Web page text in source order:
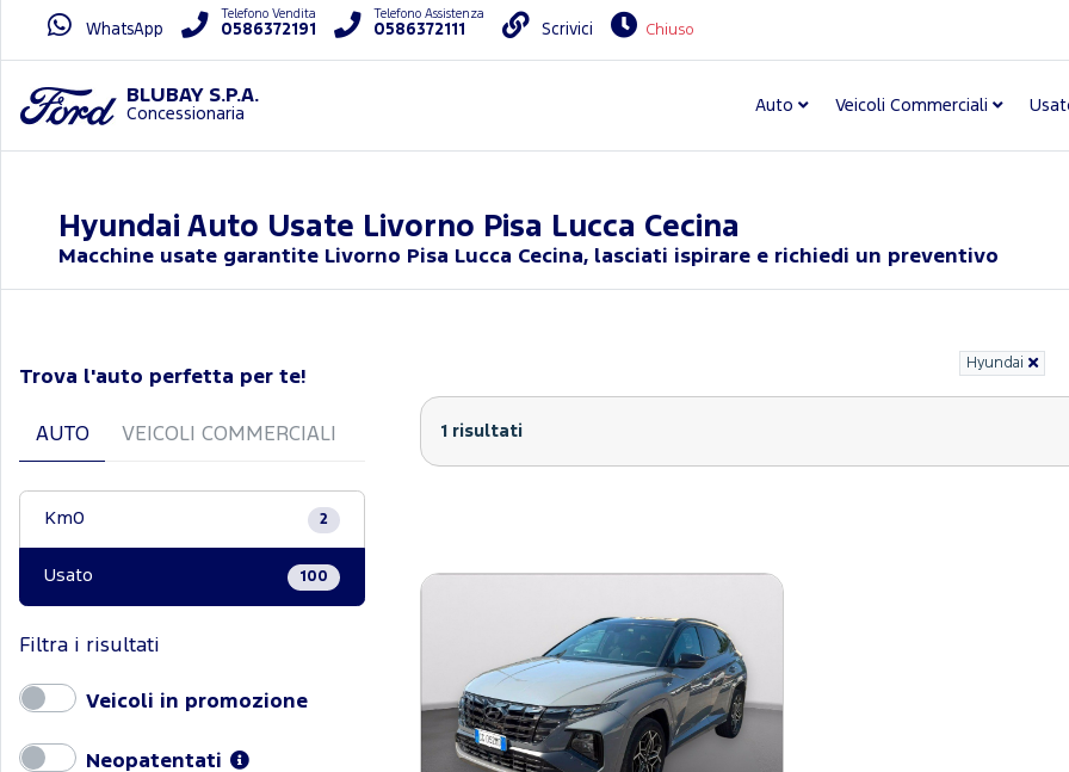
WhatsApp
Telefono Vendita
0586372191
Telefono Assistenza
0586372111 Scrivici Chiuso
BLUBAY S.P.A.
Concessionaria Auto Veicoli Commerciali
Hyundai Auto Usate Livorno Pisa Lucca Cecina
Macchine usate garantite Livorno Pisa Lucca Cecina, lasciati ispirare e richiedi un preventivo
Trova l'auto perfetta per te!
AUTO VEICOLI COMMERCIALI
Km0 2
Usato 100
Filtra i risultati
Veicoli in promozione
Neopatentati
Hyundai
1 risultati